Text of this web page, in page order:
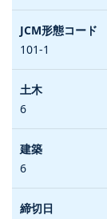
101-1
6
6